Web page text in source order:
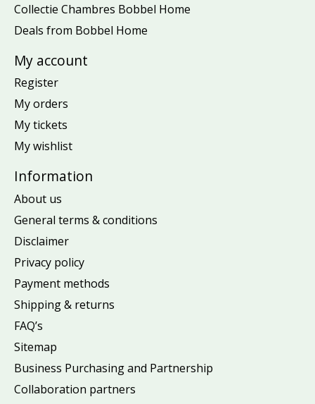
Collectie Chambres Bobbel Home
Deals from Bobbel Home
My account
Register
My orders
My tickets
My wishlist
Information
About us
General terms & conditions
Disclaimer
Privacy policy
Payment methods
Shipping & returns
FAQ’s
Sitemap
Business Purchasing and Partnership
Collaboration partners